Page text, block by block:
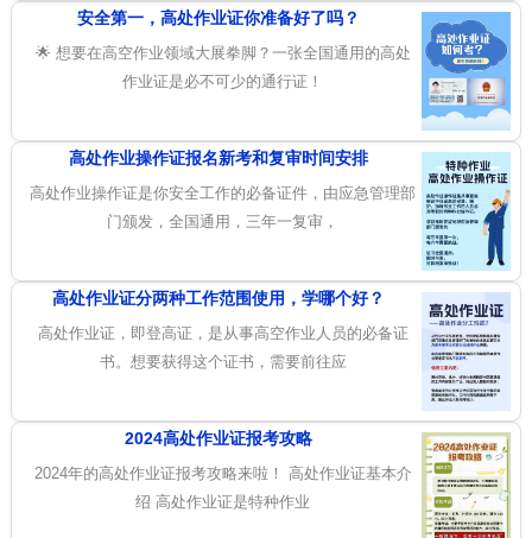
安全第一，高处作业证你准备好了吗？
🌟 想要在高空作业领域大展拳脚？一张全国通用的高处
作业证是必不可少的通行证！
高处作业操作证报名新考和复审时间安排
高处作业操作证是你安全工作的必备证件，由应急管理部
门颁发，全国通用，三年一复审，
高处作业证分两种工作范围使用，学哪个好？
高处作业证，即登高证，是从事高空作业人员的必备证
书。想要获得这个证书，需要前往应
2024高处作业证报考攻略
2024年的高处作业证报考攻略来啦！ 高处作业证基本介
绍 高处作业证是特种作业